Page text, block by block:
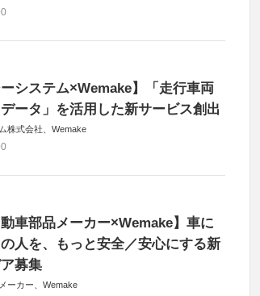
ーシステム×Wemake】「走行車両
ータ」を活用した新サービス創出
株式会社、Wemake
動車部品メーカー×Wemake】車に
人を、もっと安全／安心にする新
募集
ーカー、Wemake